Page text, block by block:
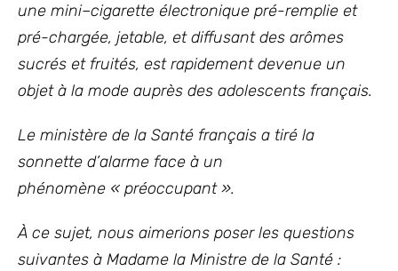
une mini–cigarette électronique pré-remplie et
pré-chargée, jetable, etdiffusant des arômes
sucrés et fruités, est rapidement devenue un
objet à la mode auprès des adolescents français.
Le ministère de la Santé français a tiré la
sonnette d’alarme face à un
phénomène « préoccupant ».
À ce sujet, nous aimerions poser les questions
suivantes à Madame la Ministre de la Santé :